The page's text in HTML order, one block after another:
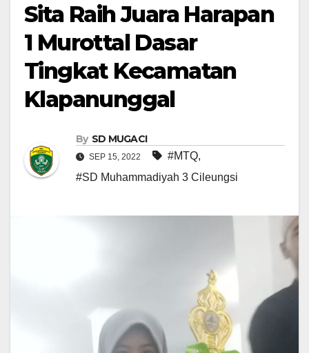
Sita Raih Juara Harapan
1 Murottal Dasar
Tingkat Kecamatan
Klapanunggal
By SD MUGACI
SEP 15, 2022 #MTQ,
#SD Muhammadiyah 3 Cileungsi